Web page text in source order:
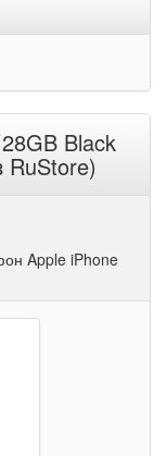
Black
RuStore)
Apple iPhone